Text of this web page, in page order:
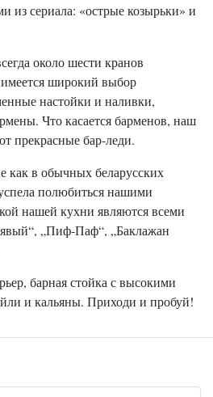
из сериала: «острые козырьки» и
около шести кранов
широкий выбор
настойки и наливки,
Что касается барменов, наш
прекрасные бар-леди.
как в обычных беларусских
полюбиться нашими
нашей кухни являются всеми
„Пиф-Паф“, „Баклажан
барная стойка с высокими
и кальяны. Приходи и пробуй!